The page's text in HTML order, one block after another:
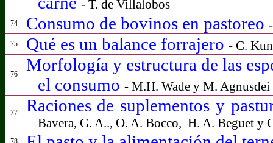
- T. de Villalobos
74 Consumo de bovinos en pastoreo
75 Qué es un balance forrajero - C.
76
Morfología y estructura de las
el consumo - M.H. Wade y M. Agnusdei
77 Raciones de suplementos y
Bavera, G. A.., O. A. Bocco, H. A. Beguet y
78